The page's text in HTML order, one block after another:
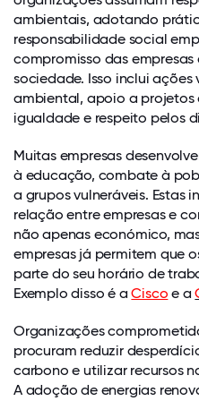
ambientais, adotando
responsabilidade social
compromisso das
sociedade. Isso inclui
ambiental, apoio a
igualdade e respeito pelos
Muitas empresas
à educação, combate à
a grupos vulneráveis. Estas
relação entre empresas e
não apenas económico,
empresas já permitem que
parte do seu horário de
Exemplo disso é aCisco e a
Organizações
procuram reduzir
carbono e utilizar recursos
A adoção de energias